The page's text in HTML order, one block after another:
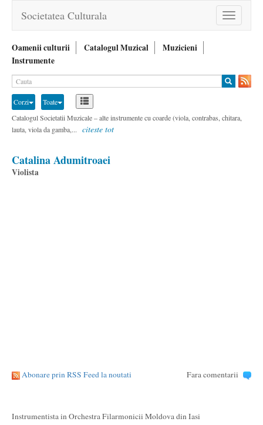
Toggle
navigation
Societatea Culturala
Oamenii culturii Catalogul Muzical
Muzicieni
Instrumente
Corzi
Toate
Catalogul Societatii Muzicale – alte instrumente cu coarde (viola, contrabas, chitara,
lauta, viola da gamba,...
citeste tot
Catalina Adumitroaei
Violista
Abonare prin RSS Feed la noutati Fara comentarii
Instrumentista in Orchestra Filarmonicii Moldova din Iasi